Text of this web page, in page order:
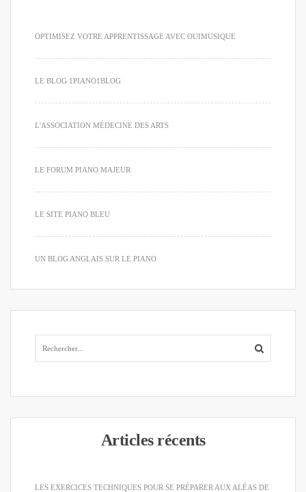
OPTIMISEZ VOTRE APPRENTISSAGE AVEC OUIMUSIQUE
LE BLOG 1PIANO1BLOG
L'ASSOCIATION MÉDECINE DES ARTS
LE FORUM PIANO MAJEUR
LE SITE PIANO BLEU
UN BLOG ANGLAIS SUR LE PIANO
Articles récents
LES EXERCICES TECHNIQUES POUR SE PRÉPARER AUX ALÉAS DE